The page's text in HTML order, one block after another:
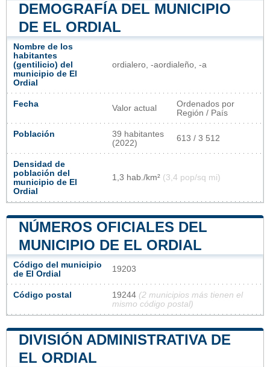
DEMOGRAFÍA DEL MUNICIPIO
DE EL ORDIAL
Nombre de los
habitantes
(gentilicio) del
municipio de El
Ordial
ordialero, -aordialeño, -a
Fecha Valor actual
Ordenados por
Región / País
Población
39 habitantes
(2022)
613 / 3 512
Densidad de
población del
municipio de El
Ordial
1,3 hab./km² (3,4 pop/sq mi)
NÚMEROS OFICIALES DEL
MUNICIPIO DE EL ORDIAL
Código del municipio
de El Ordial
19203
Código postal 19244 (2 municipios más tienen el
mismo código postal)
DIVISIÓN ADMINISTRATIVA DE
EL ORDIAL